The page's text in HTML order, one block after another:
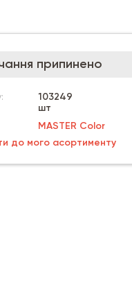
припинено
103249
шт
MASTER Color
до мого асортименту